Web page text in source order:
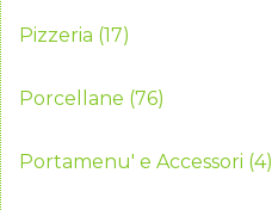
Pizzeria (17)
Porcellane (76)
Portamenu' e Accessori (4)